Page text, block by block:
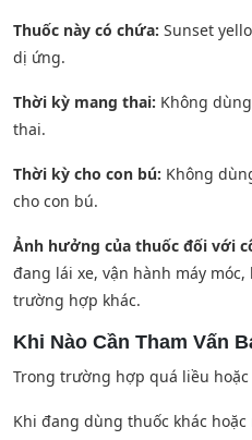
Thuốc này có chứa: Sunset
dị ứng.
Thời kỳ mang thai: Không
thai.
Thời kỳ cho con bú: Không
cho con bú.
Ảnh hưởng của thuốc đối với
đang lái xe, vận hành máy móc,
trường hợp khác.
Khi Nào Cần Tham Vấn
Trong trường hợp quá liều
Khi đang dùng thuốc khác